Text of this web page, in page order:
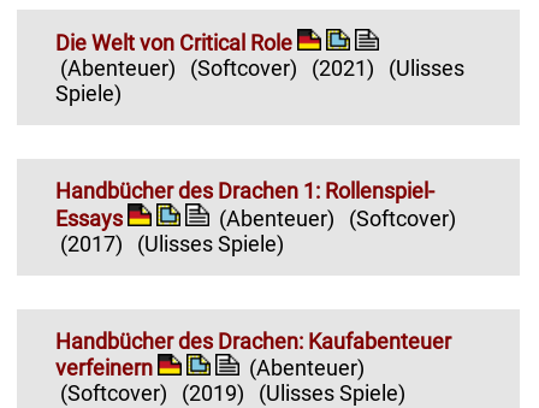
Die Welt von Critical Role
(Abenteuer)
(Softcover) (2021)
(Ulisses
Spiele)
Handbücher des Drachen 1: Rollenspiel-
Essays
(Abenteuer)
(Softcover)
(2017)
(Ulisses Spiele)
Handbücher des Drachen: Kaufabenteuer
verfeinern
(Abenteuer)
(Softcover)
(2019) (Ulisses Spiele)